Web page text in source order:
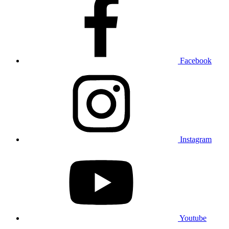
Facebook
Instagram
Youtube